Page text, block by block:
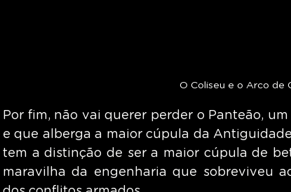
O Coliseu e o Arco de
Por fim, não vai querer perder o Panteão,
e que alberga a maior cúpula da
tem a distinção de ser a maior cúpula de
maravilha da engenharia que sobreviveu